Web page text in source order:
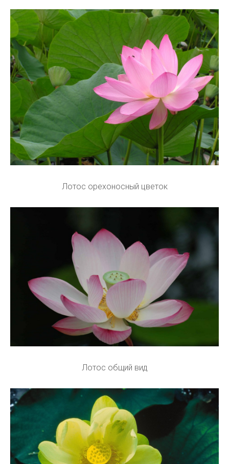
Лотос орехоносный цветок
Лотос общий вид